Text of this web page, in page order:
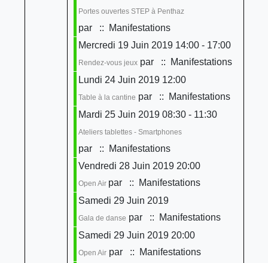
Portes ouvertes STEP à Penthaz
par
:: Manifestations
Mercredi 19 Juin 2019 14:00 - 17:00
Rendez-vous jeuxpar
:: Manifestations
Lundi 24 Juin 2019 12:00
Table à la cantine par
:: Manifestations
Mardi 25 Juin 2019 08:30 - 11:30
Ateliers tablettes - Smartphones
par
:: Manifestations
Vendredi 28 Juin 2019 20:00
Open Air par
:: Manifestations
Samedi 29 Juin 2019
Gala de danse par
:: Manifestations
Samedi 29 Juin 2019 20:00
Open Airpar :: Manifestations